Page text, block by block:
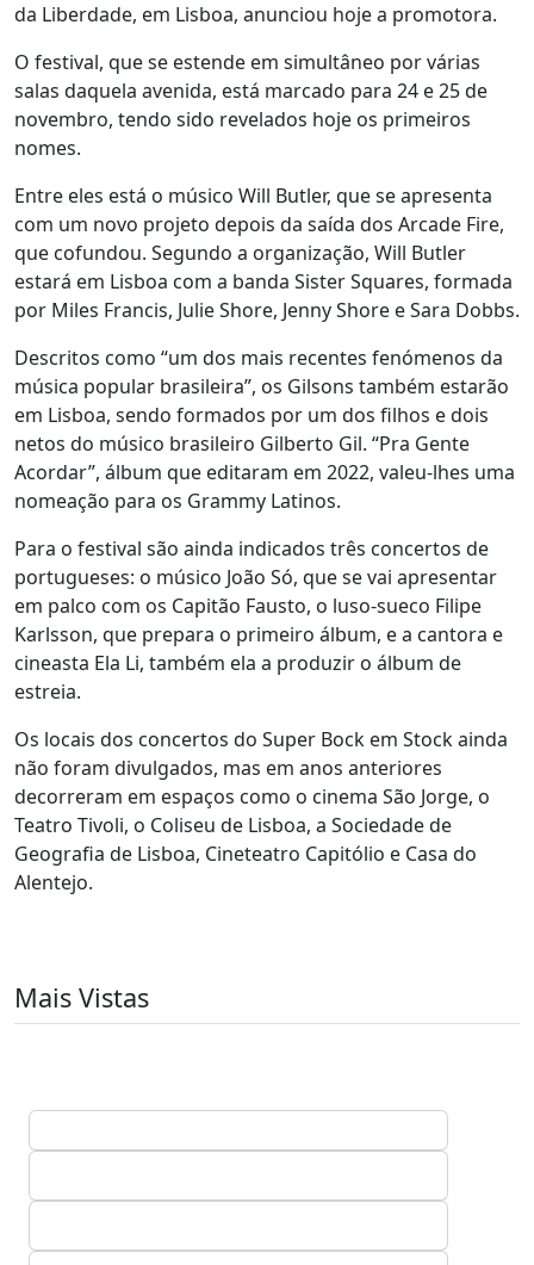
da Liberdade, em Lisboa, anunciou hoje a promotora.
O festival, que se estende em simultâneo por várias
salas daquela avenida, está marcado para 24 e 25 de
novembro, tendo sido revelados hoje os primeiros
nomes.
Entre eles está o músico Will Butler, que se apresenta
com um novo projeto depois da saída dos Arcade Fire,
que cofundou. Segundo a organização, Will Butler
estará em Lisboa com a banda Sister Squares, formada
por Miles Francis, Julie Shore, Jenny Shore e Sara Dobbs.
Descritos como “um dos mais recentes fenómenos da
música popular brasileira”, os Gilsons também estarão
em Lisboa, sendo formados por um dos filhos e dois
netos do músico brasileiro Gilberto Gil. “Pra Gente
Acordar”, álbum que editaram em 2022, valeu-lhes uma
nomeação para os Grammy Latinos.
Para o festival são ainda indicados três concertos de
portugueses: o músico João Só, que se vai apresentar
em palco com os Capitão Fausto, o luso-sueco Filipe
Karlsson, que prepara o primeiro álbum, e a cantora e
cineasta Ela Li, também ela a produzir o álbum de
estreia.
Os locais dos concertos do Super Bock em Stock ainda
não foram divulgados, mas em anos anteriores
decorreram em espaços como o cinema São Jorge, o
Teatro Tivoli, o Coliseu de Lisboa, a Sociedade de
Geografia de Lisboa, Cineteatro Capitólio e Casa do
Alentejo.
Mais Vistas